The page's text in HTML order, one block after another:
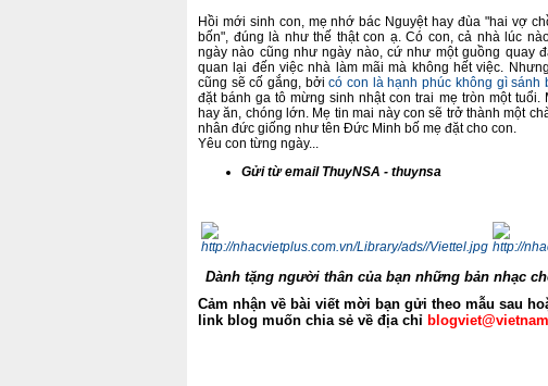
Hồi mới sinh con, mẹ nhớ bác Nguyệt hay đùa "hai vợ
bốn", đúng là như thế thật con ạ. Có con, cả nhà lúc
ngày nào cũng như ngày nào, cứ như một guồng quay
quan lại đến việc nhà làm mãi mà không hết việc.
cũng sẽ cố gắng, bởicó con là hạnh phúc không gì sánh
đặt bánh ga tô mừng sinh nhật con trai mẹ tròn một tuổi.
hay ăn, chóng lớn. Mẹ tin mai này con sẽ trở thành một
nhân đức giống như tên Đức Minh bố mẹ đặt cho con.
Yêu con từng ngày...
Gửi từ email ThuyNSA - thuynsa
Dành tặng người thân của bạn những bản nhạc
Cảm nhận về bài viết mời bạn gửi theo mẫu sau
link blog muốn chia sẻ về địa chỉ